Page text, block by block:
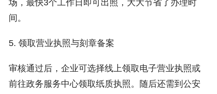
场，最快3个工作日即可出照，大大节省了办理时
间。
5. 领取营业执照与刻章备案
审核通过后，企业可选择线上领取电子营业执照或
前往政务服务中心领取纸质执照。随后还需到公安